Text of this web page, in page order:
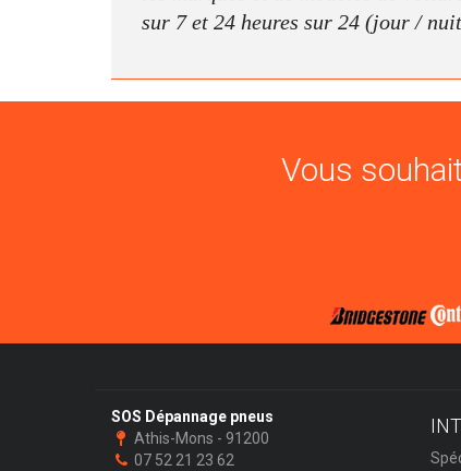
sur 7 et 24 heures sur 24 (jour /
Vous
SOS Dépannage pneus
Athis-Mons - 91200
07 52 21 23 62